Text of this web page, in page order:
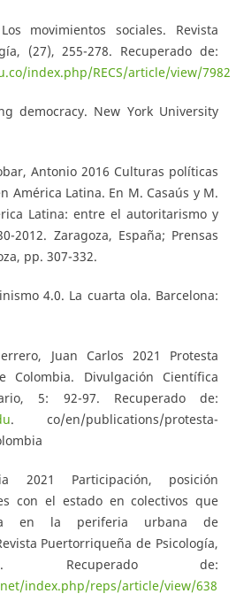
movimientos sociales. Revista
(27), 255-278. Recuperado de:
index.php/RECS/article/view/7982
democracy. New York University
Antonio 2016 Culturas políticas
América Latina. En M. Casaús y M.
Latina: entre el autoritarismo y
2012. Zaragoza, España; Prensas
pp. 307-332.
4.0. La cuarta ola. Barcelona:
Juan Carlos 2021 Protesta
Divulgación Científica
5: 92-97. Recuperado de:
. co/en/publications/protesta-
2021 Participación, posición
con el estado en colectivos que
en la periferia urbana de
Puertorriqueña de Psicología,
Recuperado de:
index.php/reps/article/view/638